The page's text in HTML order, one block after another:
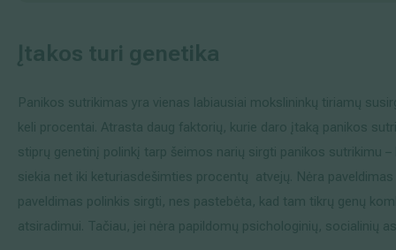
Įtakos turi genetika
Panikos sutrikimas yra vienas labiausiai mokslininkų tiriamų
keli procentai. Atrasta daug faktorių, kurie daro įtaką panikos
stiprų genetinį polinkį tarp šeimos narių sirgti panikos sutrikimu
siekia net iki keturiasdešimties procentų atvejų. Nėra
paveldimas polinkis sirgti, nes pastebėta, kad tam tikrų genų
atsiradimui. Tačiau, jei nėra papildomų psichologinių, socialinių